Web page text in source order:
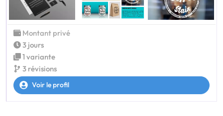
Montant privé
3 jours
1 variante
3 révisions
Voir le profil